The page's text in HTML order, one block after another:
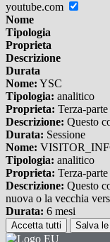
youtube.com
Nome
Tipologia
Proprieta
Descrizione
Durata
Nome: YSC
Tipologia: analitico
Proprieta: Terza-parte
Descrizione: Questo
Durata: Sessione
Nome:
Tipologia: analitico
Proprieta: Terza-parte
Descrizione: Questo
nuova o la vecchia
Durata: 6 mesi
Accetta tutti Salva